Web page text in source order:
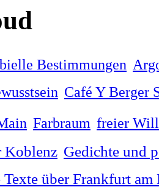
Bestimmungen
Café Y Berger
Farbraum freier
Koblenz Gedichte und
Texte über Frankfurt am